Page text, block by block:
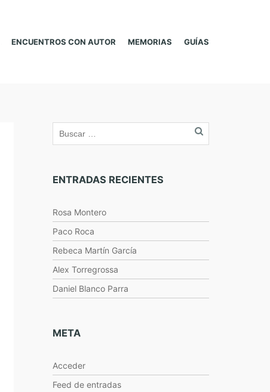
ENCUENTROS CON AUTOR MEMORIAS GUÍAS
ENTRADAS RECIENTES
Rosa Montero
Paco Roca
Rebeca Martín García
Alex Torregrossa
Daniel Blanco Parra
META
Acceder
Feed de entradas